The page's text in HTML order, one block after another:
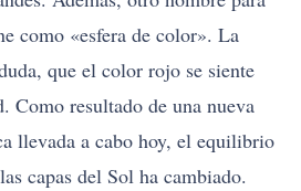
como «esfera de color». La
que el color rojo se siente
Como resultado de una nueva
llevada a cabo hoy, el equilibrio
capas del Sol ha cambiado.